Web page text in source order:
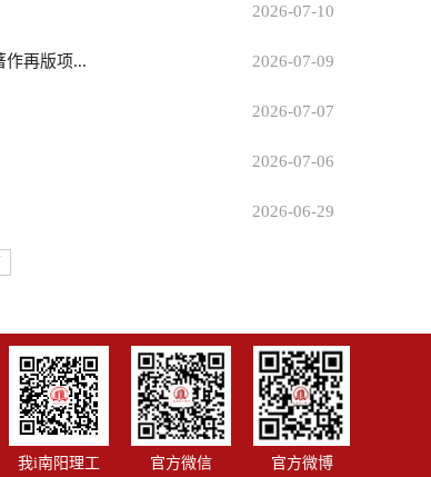
2026-07-10
2026-07-09
作再版项...
2026-07-07
2026-07-06
2026-06-29
我i南阳理工 官方微信 官方微博